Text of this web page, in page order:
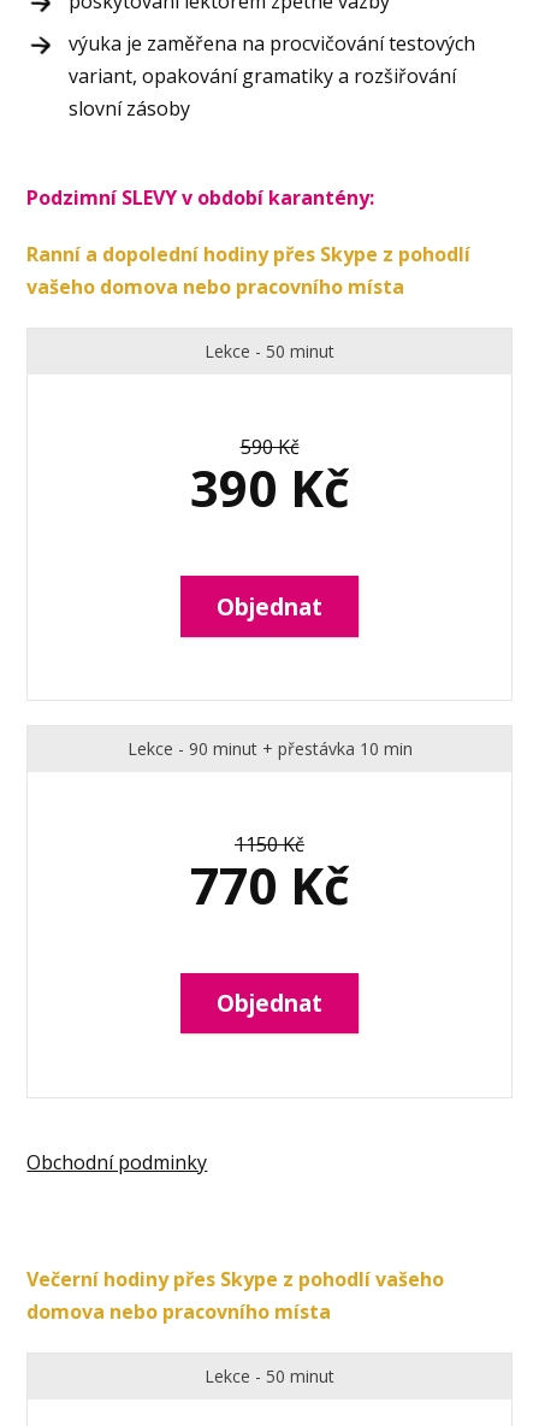
výuka je zaměřena na procvičování testových
variant, opakování gramatiky a rozšiřování
slovní zásoby
Podzimní SLEVY v období karantény:
Ranní a dopolední hodiny přes Skype z pohodlí
vašeho domova nebo pracovního místa
Lekce - 50 minut
590 Kč
390 Kč
Objednat
Lekce - 90 minut + přestávka 10 min
1150 Kč
770 Kč
Objednat
Obchodní podminky
Večerní hodiny přes Skype z pohodlí vašeho
domova nebo pracovního místa
Lekce - 50 minut